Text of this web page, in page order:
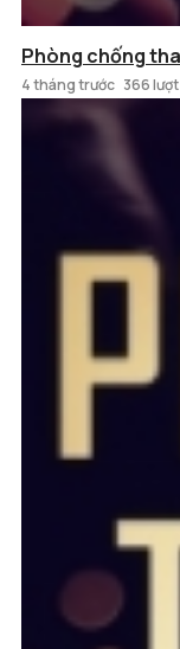
Phòng chống
4 tháng trước 366